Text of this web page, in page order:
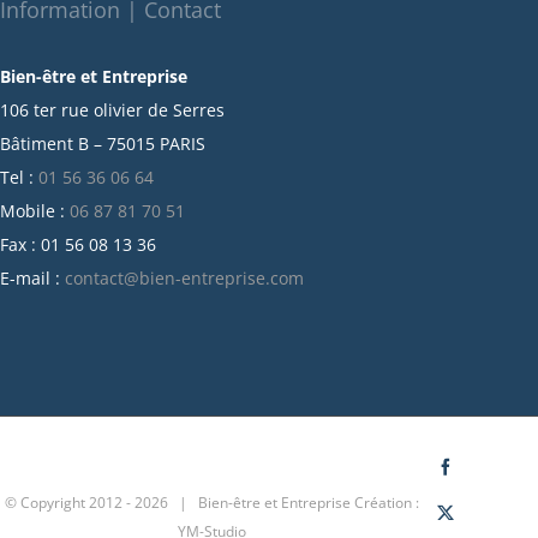
juillet 2021
juin 2021
mai 2021
avril 2021
mars 2021
février 2021
janvier 2021
juin 2020
Information | Contact
Bien-être et Entreprise
106 ter rue olivier de Serres
Bâtiment B – 75015 PARIS
Tel : 01 56 36 06 64
Mobile : 06 87 81 70 51
Fax : 01 56 08 13 36
E-mail : contact@bien-entreprise.com
© Copyright 2012 -2026 | Bien-être et Entreprise Création :
YM-Studio
Facebook
X